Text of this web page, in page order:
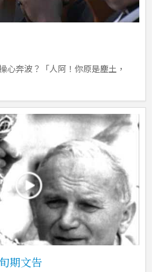
心奔波？「人阿！你原是塵土，
期文告